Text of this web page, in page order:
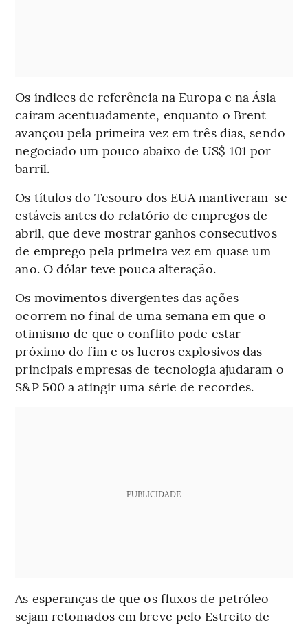
Os índices de referência na Europa e na Ásia
caíram acentuadamente, enquanto o Brent
avançou pela primeira vez em três dias, sendo
negociado um pouco abaixo de US$ 101 por
barril.
Os títulos do Tesouro dos EUA mantiveram-se
estáveis antes do relatório de empregos de
abril, que deve mostrar ganhos consecutivos
de emprego pela primeira vez em quase um
ano. O dólar teve pouca alteração.
Os movimentos divergentes das ações
ocorrem no final de uma semana em que o
otimismo de que o conflito pode estar
próximo do fim e os lucros explosivos das
principais empresas de tecnologia ajudaram o
S&P 500 a atingir uma série de recordes.
PUBLICIDADE
As esperanças de que os fluxos de petróleo
sejam retomados em breve pelo Estreito de